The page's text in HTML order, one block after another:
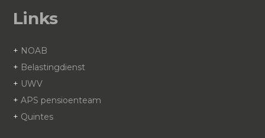
Links
+ NOAB
+ Belastingdienst
+ UWV
+APS pensioenteam
+ Quintes